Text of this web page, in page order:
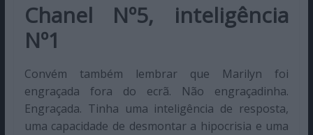
Chanel Nº5, inteligência
Nº1
Convém também lembrar que Marilyn foi
engraçada fora do ecrã. Não engraçadinha.
Engraçada. Tinha uma inteligência de resposta,
uma capacidade de desmontar a hipocrisia e uma